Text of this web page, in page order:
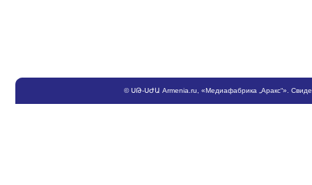
©ՍԹ-ՍԺԱ Armenia.ru , «Медиафабрика „Аракс“».